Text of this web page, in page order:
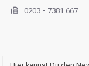
0203 - 7381 667